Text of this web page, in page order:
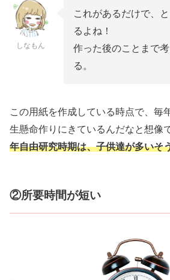
しなもん
これがあるだけで、
るよね！
作った後のことまで
る。
この用紙を作成している時点で、毎
生懸命作りにきているんだなと想像
年自由研究時期は、子供達が多いそ
②所要時間が短い